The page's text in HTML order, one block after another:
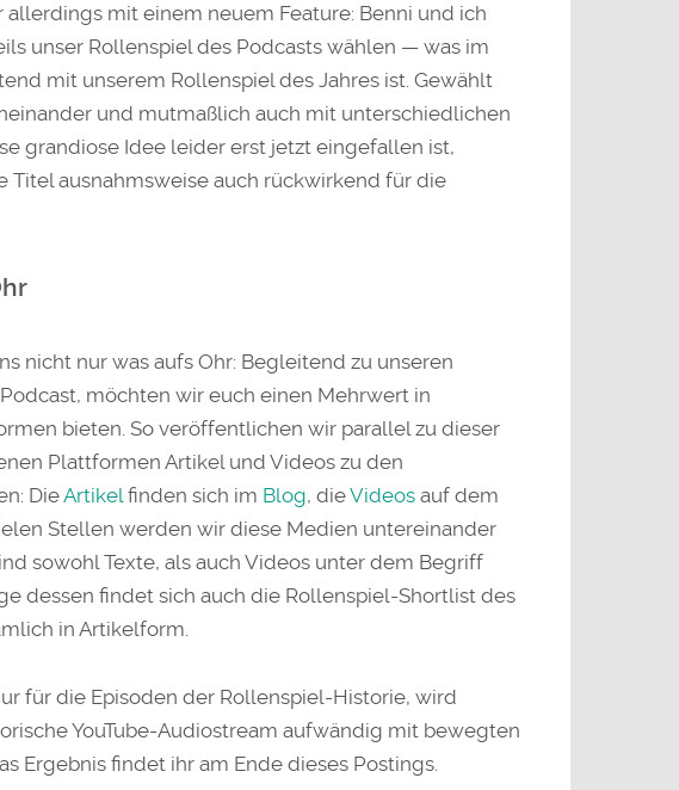
mit einem neuem Feature: Benni und ich
unser Rollenspiel des Podcasts wählen — was im
mit unserem Rollenspiel des Jahres ist. Gewählt
und mutmaßlich auch mit unterschiedlichen
grandiose Idee leider erst jetzt eingefallen ist,
Titel ausnahmsweise auch rückwirkend für die
nicht nur was aufs Ohr: Begleitend zu unseren
möchten wir euch einen Mehrwert in
bieten. So veröffentlichen wir parallel zu dieser
Plattformen Artikel und Videos zu den
DieArtikel finden sich im Blog, dieVideosauf dem
Stellen werden wir diese Medien untereinander
sowohl Texte, als auch Videos unter dem Begriff
dessen findet sich auch die Rollenspiel-Shortlist des
in Artikelform.
für die Episoden der Rollenspiel-Historie, wird
YouTube-Audiostream aufwändig mit bewegten
Ergebnis findet ihr am Ende dieses Postings.